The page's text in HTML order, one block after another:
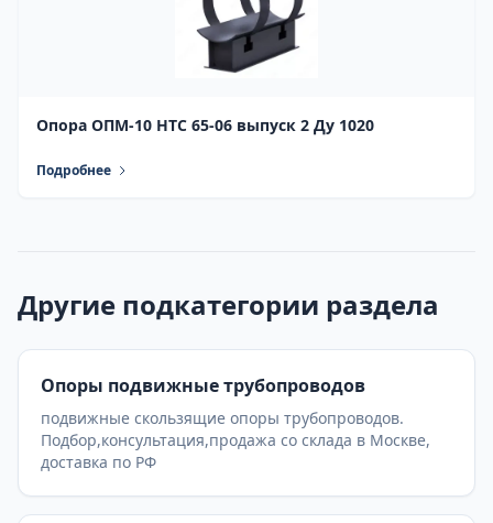
Опора ОПМ-10 НТС 65-06 выпуск 2 Ду 1020
Подробнее
Другие подкатегории раздела
Опоры подвижные трубопроводов
подвижные скользящие опоры трубопроводов.
Подбор,консультация,продажа со склада в Москве,
доставка по РФ